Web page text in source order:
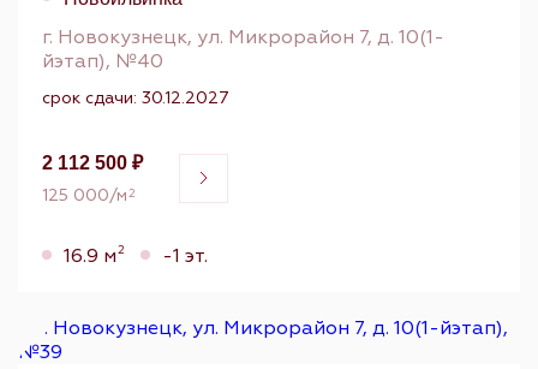
г. Новокузнецк, ул. Микрорайон 7, д. 10(1-
йэтап), №40
срок сдачи: 30.12.2027
2 112 500 ₽
125 000/м2
16.9 м2 -1 эт.